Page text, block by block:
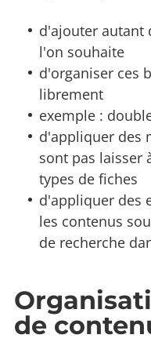
d'ajouter autant
l'on souhaite
d'organiser ces
librement
exemple :
d'appliquer des
sont pas laisser
types de fiches
d'appliquer des
les contenus
de recherche
de